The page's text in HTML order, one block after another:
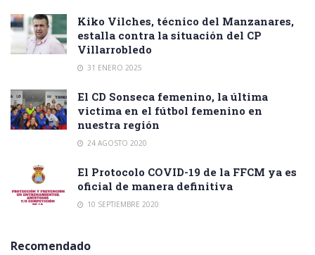
Kiko Vilches, técnico del Manzanares,
estalla contra la situación del CP
Villarrobledo
31 ENERO 2025
El CD Sonseca femenino, la última
victima en el fútbol femenino en
nuestra región
24 AGOSTO 2020
El Protocolo COVID-19 de la FFCM ya es
oficial de manera definitiva
10 SEPTIEMBRE 2020
Recomendado